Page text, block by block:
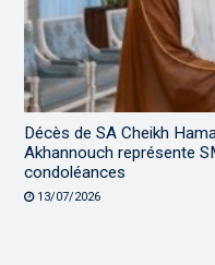
Décès de SA Cheikh
Akhannouch représente
condoléances
13/07/2026